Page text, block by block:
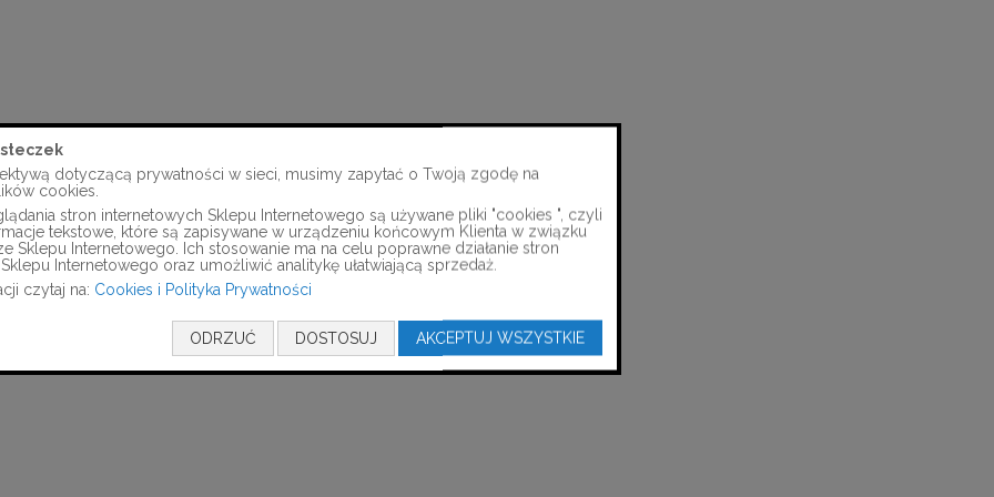
dotyczącą prywatności w sieci, musimy zapytać o Twoją zgodę na
cookies.
stron internetowych Sklepu Internetowego są używane pliki "cookies ", czyli
tekstowe, które są zapisywane w urządzeniu końcowym Klienta w związku
Sklepu Internetowego. Ich stosowanie ma na celu poprawne działanie stron
Internetowego oraz umożliwić analitykę ułatwiającą sprzedaż.
czytaj na: Cookies i Polityka Prywatności
ODRZUĆ DOSTOSUJ AKCEPTUJ WSZYSTKIE